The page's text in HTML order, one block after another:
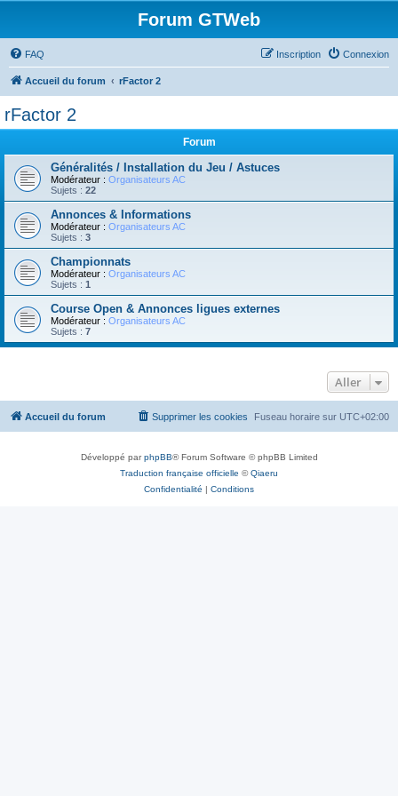
Forum GTWeb
FAQ Connexion
Inscription
Accueil du forum rFactor 2
rFactor 2
Forum
Généralités / Installation du Jeu / Astuces
Modérateur : Organisateurs AC
Sujets : 22
Annonces & Informations
Modérateur : Organisateurs AC
Sujets : 3
Championnats
Modérateur : Organisateurs AC
Sujets : 1
Course Open & Annonces ligues externes
Modérateur : Organisateurs AC
Sujets : 7
Aller
Accueil du forum Fuseau horaire sur UTC+02:00
Supprimer les cookies
Développé parphpBB® Forum Software © phpBB Limited
Traduction française officielle ©Qiaeru
Confidentialité | Conditions